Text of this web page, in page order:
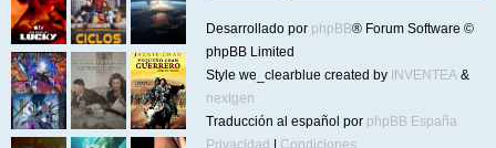
Desarrollado por phpBB® Forum Software ©
phpBB Limited
Style we_clearblue created by INVENTEA &
nextgen
Traducción al español por phpBB España
Privacidad
Condiciones